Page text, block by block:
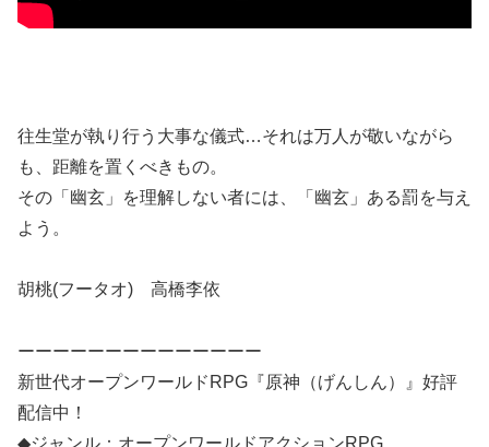
往生堂が執り行う大事な儀式…それは万人が敬いながら
も、距離を置くべきもの。
その「幽玄」を理解しない者には、「幽玄」ある罰を与え
よう。
胡桃(フータオ) 高橋李依
ーーーーーーーーーーーーーー
新世代オープンワールドRPG『原神（げんしん）』好評
配信中！